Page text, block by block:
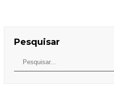
Pesquisar